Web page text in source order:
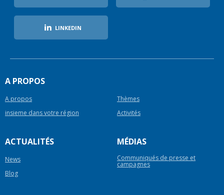
LINKEDIN
A PROPOS
A propos
Thèmes
insieme dans votre région
Activités
ACTUALITÉS
News
Blog
MÉDIAS
Communiqués de presse et
campagnes